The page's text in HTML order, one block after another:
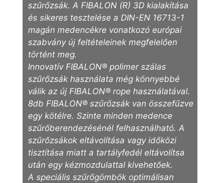
szűrőzsák. A FIBALON (R) 3D kialakítása
és sikeres tesztelése a DIN-EN 16713-1
magán medencékre vonatkozó európai
szabvány új feltételeinek megfelelően
történt meg.
Innovatív FIBALON® polimer szálas
szűrőzsák használata még könnyebbé
válik az új FIBALON® rope használatával.
8db FIBALON® szűrőzsák van összefűzve
egy kötélre. Szinte minden medence
szűrőberendezésénél felhasználható. A
szűrőzsákok eltávolítása vagy időközi
tisztítása miatt a tartályfedél eltávolítsa
után egy kézmozdulattal kivehetőek.
A speciális szűrőgömbök optimálisan